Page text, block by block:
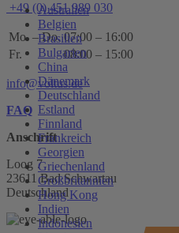
Australien
Belgien
Brasilien
Bulgarien
China
Dänemark
Deutschland
Estland
Finnland
Frankreich
Georgien
Griechenland
Großbritannien
Hong Kong
Indien
Indonesien
+49 (0) 451 989 030
Mo. – Do. 07:00 – 16:00
Fr.
08:00 – 15:00
info@voltus.de
FAQ
Anschrift
Loog 7
23611 Bad Schwartau
Deutschland